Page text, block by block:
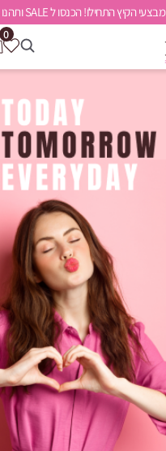
מבצעי הקיץ התחילו! הכנסו ל SALE ותהנו מהנחות!!
0